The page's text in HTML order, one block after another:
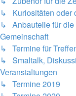
↳ Kuriositäten oder
↳ Anbauteile für die
Gemeinschaft
↳ Termine für
↳ Smaltalk,
Veranstaltungen
↳ Termine 2019